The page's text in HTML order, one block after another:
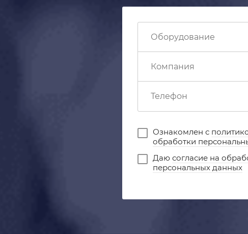
Ознакомлен с
обработки
Даю согласие на
персональных данных